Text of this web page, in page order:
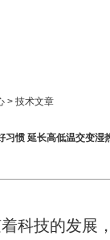
> 技术文章
习惯 延长高低温交变湿
技的发展